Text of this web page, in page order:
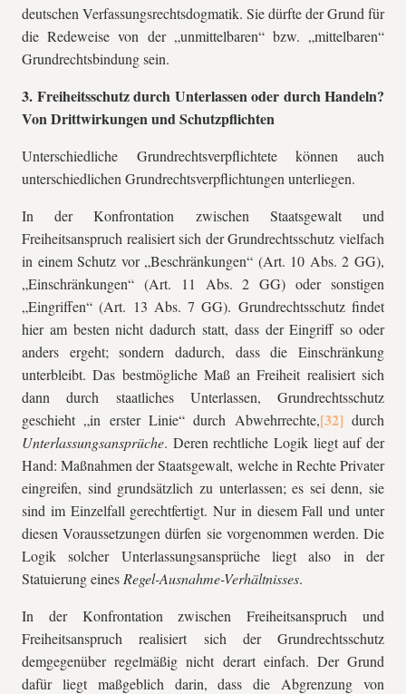
deutschen Verfassungsrechtsdogmatik. Sie dürfte der Grund für
die Redeweise von der „unmittelbaren“ bzw. „mittelbaren“
Grundrechtsbindung sein.
3. Freiheitsschutz durch Unterlassen oder durch Handeln?
Von Drittwirkungen und Schutzpflichten
Unterschiedliche Grundrechtsverpflichtete können auch
unterschiedlichen Grundrechtsverpflichtungen unterliegen.
In der Konfrontation zwischen Staatsgewalt und
Freiheitsanspruch realisiert sich der Grundrechtsschutz vielfach
in einem Schutz vor „Beschränkungen“ (Art. 10 Abs. 2 GG),
„Einschränkungen“ (Art. 11 Abs. 2 GG) oder sonstigen
„Eingriffen“ (Art. 13 Abs. 7 GG). Grundrechtsschutz findet
hier am besten nicht dadurch statt, dass der Eingriff so oder
anders ergeht; sondern dadurch, dass die Einschränkung
unterbleibt. Das bestmögliche Maß an Freiheit realisiert sich
dann durch staatliches Unterlassen, Grundrechtsschutz
geschieht „in erster Linie“ durch Abwehrrechte,
durch
Unterlassungsansprüche. Deren rechtliche Logik liegt auf der
Hand: Maßnahmen der Staatsgewalt, welche in Rechte Privater
eingreifen, sind grundsätzlich zu unterlassen; es sei denn, sie
sind im Einzelfall gerechtfertigt. Nur in diesem Fall und unter
diesen Voraussetzungen dürfen sie vorgenommen werden. Die
Logik solcher Unterlassungsansprüche liegt also in der
Statuierung eines Regel-Ausnahme-Verhältnisses.
In der Konfrontation zwischen Freiheitsanspruch und
Freiheitsanspruch realisiert sich der Grundrechtsschutz
demgegenüber regelmäßig nicht derart einfach. Der Grund
dafür liegt maßgeblich darin, dass die Abgrenzung von